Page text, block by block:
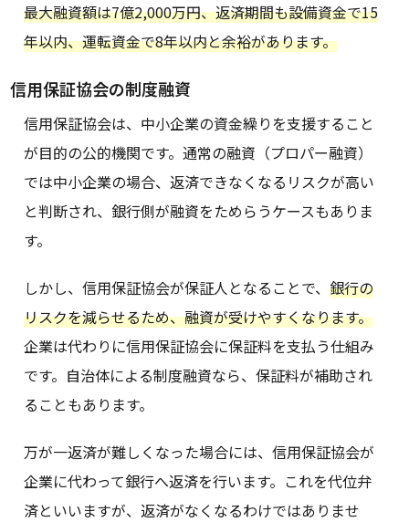
最大融資額は7億2,000万円、返済期間も設備資金で15
年以内、運転資金で8年以内と余裕があります。
信用保証協会の制度融資
信用保証協会は、中小企業の資金繰りを支援すること
が目的の公的機関です。通常の融資（プロパー融資）
では中小企業の場合、返済できなくなるリスクが高い
と判断され、銀行側が融資をためらうケースもありま
す。
しかし、信用保証協会が保証人となることで、銀行の
リスクを減らせるため、融資が受けやすくなります。
企業は代わりに信用保証協会に保証料を支払う仕組み
です。自治体による制度融資なら、保証料が補助され
ることもあります。
万が一返済が難しくなった場合には、信用保証協会が
企業に代わって銀行へ返済を行います。これを代位弁
済といいますが、返済がなくなるわけではありませ